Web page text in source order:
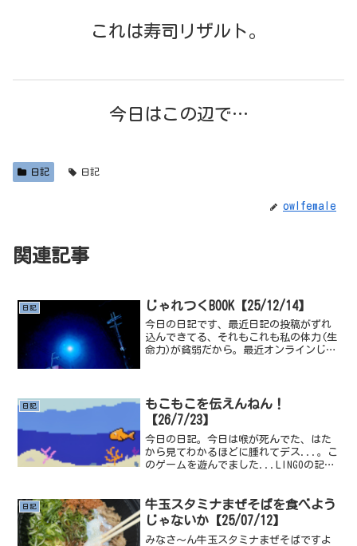
これは寿司リザルト。
今日はこの辺で…
日記 日記
owlfemale
関連記事
日記 じゃれつくBOOK【25/12/14】
今日の日記です、最近日記の投稿がずれ
込んできてる、それもこれも私の体力(生
命力)が貧弱だから。最近オンラインじゃ
本当に終わりのタイ...
日記
もこもこを伝えんねん！
【26/7/23】
今日の日記。今日は喉が死んでた、はた
から見てわかるほどに腫れてデス...。こ
のゲームを遊んでました...LINGOの記事
何も覚えてない可能性がある、その可能
性を秘...
日記
牛玉スタミナまぜそばを食べよう
じゃないか【25/07/12】
みなさ～ん牛玉スタミナまぜそばですよ